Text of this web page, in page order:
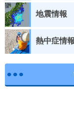
地震情報
熱中症情報